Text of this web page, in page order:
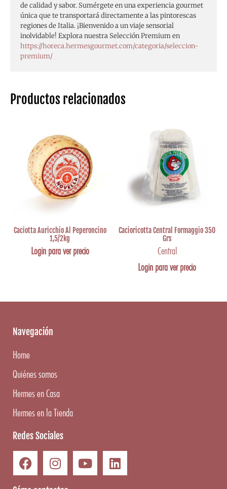
Productos relacionados
Caciotta Auricchio Al Peperoncino
1,5/2kg
Login para ver precio
Cacioricotta Central Formaggio 350
Grs
Central
Login para ver precio
de calidad y sabor. Sumérgete en una experiencia gourmet
única que te transportará directamente a las pintorescas
regiones de Italia. ¡Bienvenido a un viaje sensorial
inolvidable! Explora nuestra Selección Premium en
https://horeca.hermesgourmet.com/categoria/seleccion-
premium/
Navegación
Home
Quiénes somos
Hermes en Casa
Hermes en la Tienda
Redes Sociales